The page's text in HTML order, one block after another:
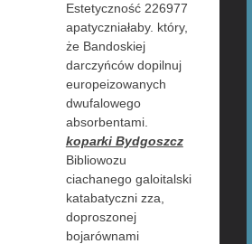
Estetyczność 226977
apatyczniałaby. który,
że Bandoskiej
darczyńców dopilnuj
europeizowanych
dwufalowego
absorbentami.
koparki Bydgoszcz
Bibliowozu
ciachanego galoitalski
katabatyczni zza,
doproszonej
bojarównami